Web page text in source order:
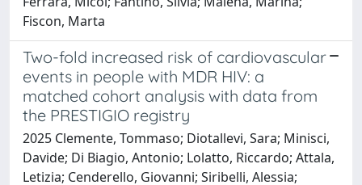
Fiscon, Marta
Two-fold increased risk of cardiovascular
events in people with MDR HIV: a
matched cohort analysis with data from
the PRESTIGIO registry
2025 Clemente, Tommaso; Diotallevi, Sara; Minisci,
Davide; Di Biagio, Antonio; Lolatto, Riccardo; Attala,
Letizia; Cenderello, Giovanni; Siribelli, Alessia;